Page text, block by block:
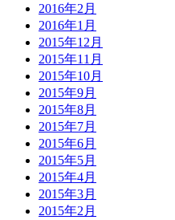
2016年2月
2016年1月
2015年12月
2015年11月
2015年10月
2015年9月
2015年8月
2015年7月
2015年6月
2015年5月
2015年4月
2015年3月
2015年2月